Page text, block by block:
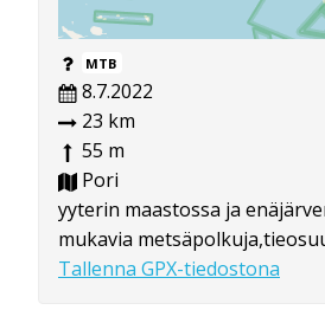
MTB
8.7.2022
23 km
55 m
Pori
yyterin maastossa ja
mukavia
Tallenna GPX-tiedostona